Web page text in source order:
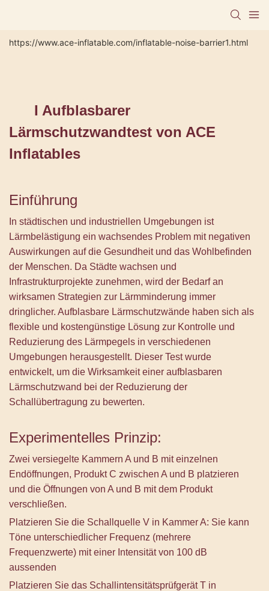
https://www.ace-inflatable.com/inflatable-noise-barrier1.html
I Aufblasbarer
Lärmschutzwandtest von ACE
Inflatables
Einführung
In städtischen und industriellen Umgebungen ist
Lärmbelästigung ein wachsendes Problem mit negativen
Auswirkungen auf die Gesundheit und das Wohlbefinden
der Menschen. Da Städte wachsen und
Infrastrukturprojekte zunehmen, wird der Bedarf an
wirksamen Strategien zur Lärmminderung immer
dringlicher. Aufblasbare Lärmschutzwände haben sich als
flexible und kostengünstige Lösung zur Kontrolle und
Reduzierung des Lärmpegels in verschiedenen
Umgebungen herausgestellt. Dieser Test wurde
entwickelt, um die Wirksamkeit einer aufblasbaren
Lärmschutzwand bei der Reduzierung der
Schallübertragung zu bewerten.
Experimentelles Prinzip:
Zwei versiegelte Kammern A und B mit einzelnen
Endöffnungen, Produkt C zwischen A und B platzieren
und die Öffnungen von A und B mit dem Produkt
verschließen.
Platzieren Sie die Schallquelle V in Kammer A: Sie kann
Töne unterschiedlicher Frequenz (mehrere
Frequenzwerte) mit einer Intensität von 100 dB
aussenden
Platzieren Sie das Schallintensitätsprüfgerät T in